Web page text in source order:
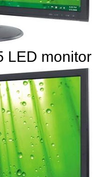
LED monitor